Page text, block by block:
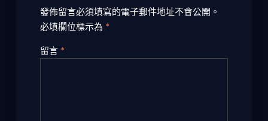
發佈留言必須填寫的電子郵件地址不會公開。
必填欄位標示為 *
留言 *